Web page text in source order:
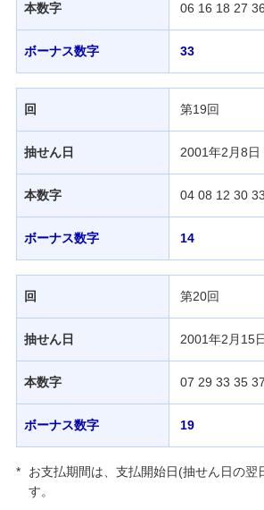
本数字 06 16 18 27
ボーナス数字 33
回 第19回
抽せん日 2001年2月8日
本数字 04 08 12 30
ボーナス数字 14
回 第20回
抽せん日 2001年2月15
本数字 07 29 33 35
ボーナス数字 19
*
お支払期間は、支払開始日(抽せん日の翌
す。